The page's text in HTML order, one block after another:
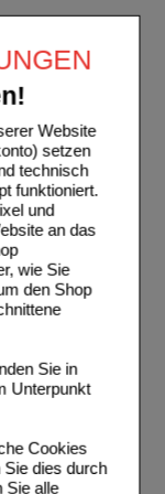
Website
setzen
technisch
funktioniert.
und
an das
wie Sie
den Shop
Sie in
Unterpunkt
Cookies
Sie dies durch
Sie alle